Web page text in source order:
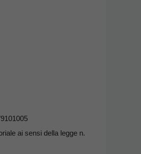
ai sensi della legge n.